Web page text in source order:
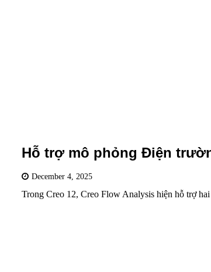
Hỗ trợ mô phỏng Điện
December 4, 2025
Trong Creo 12, Creo Flow Analysis hiện hỗ trợ